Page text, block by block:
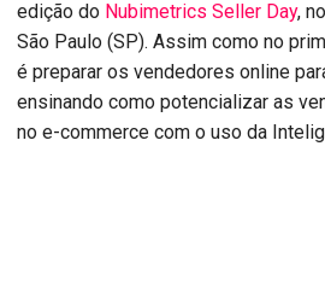
edição do Nubimetrics Seller Day,
São Paulo (SP). Assim como no
é preparar os vendedores online
ensinando como potencializar as
no e-commerce com o uso da